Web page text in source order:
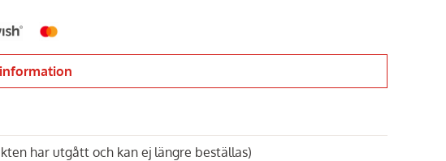
har utgått och kan ej längre beställas)